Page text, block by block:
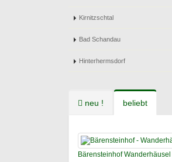
Kirnitzschtal
Bad Schandau
Hinterhermsdorf
neu ! beliebt
Bärensteinhof Wanderhäusel